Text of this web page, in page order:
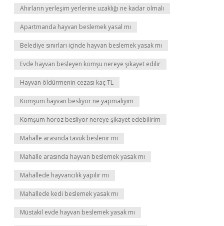
Ahırların yerleşim yerlerine uzaklığı ne kadar olmalı
Apartmanda hayvan beslemek yasal mı
Belediye sınırları içinde hayvan beslemek yasak mı
Evde hayvan besleyen komşu nereye şikayet edilir
Hayvan öldürmenin cezası kaç TL
Komşum hayvan besliyor ne yapmalıyım
Komşum horoz besliyor nereye şikayet edebilirim
Mahalle arasinda tavuk beslenir mi
Mahalle arasında hayvan beslemek yasak mı
Mahallede hayvancılık yapılır mı
Mahallede kedi beslemek yasak mı
Müstakil evde hayvan beslemek yasak mı